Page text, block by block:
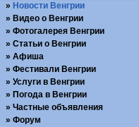
Новости Венгрии
Видео о Венгрии
Фотогалерея Венгрии
Статьи о Венгрии
Афиша
Фестивали Венгрии
Услуги в Венгрии
Погода в Венгрии
Частные объявления
Форум